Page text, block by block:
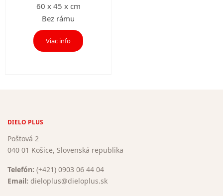
60 x 45 x cm
Bez rámu
Viac info
DIELO PLUS
Poštová 2
040 01 Košice, Slovenská republika
Telefón: (+421) 0903 06 44 04
Email: dieloplus@dieloplus.sk